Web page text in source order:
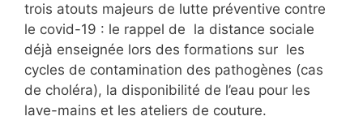
trois atouts majeurs de lutte préventive contre
le covid-19 : le rappel de la distance sociale
déjà enseignée lors des formations sur les
cycles de contamination des pathogènes (cas
de choléra), la disponibilité de l’eau pour les
lave-mains et les ateliers de couture.